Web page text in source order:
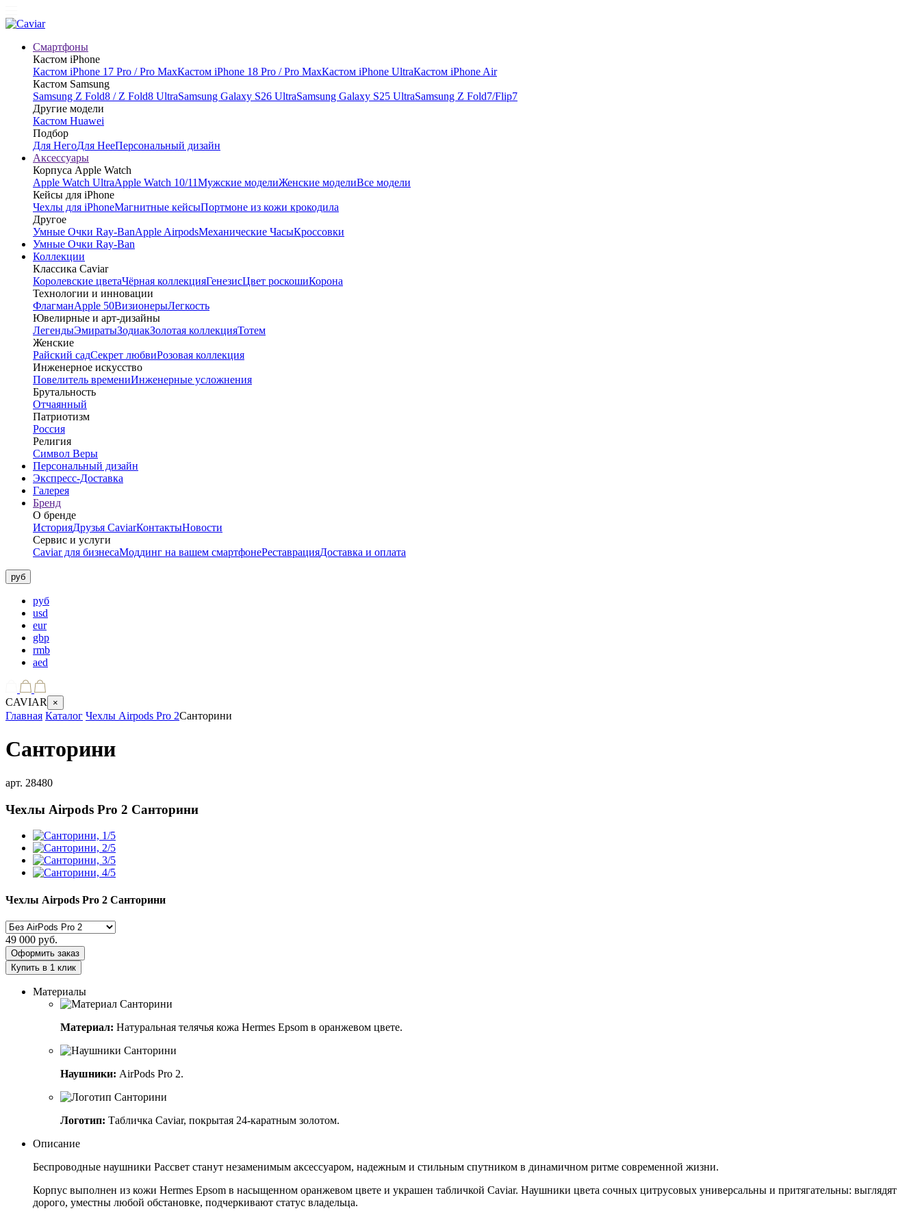
Смартфоны
Кастом iPhone
Кастом iPhone 17 Pro / Pro MaxКастом iPhone 18 Pro / Pro MaxКастом iPhone UltraКастом iPhone Air
Кастом Samsung
Samsung Z Fold8 / Z Fold8 UltraSamsung Galaxy S26 UltraSamsung Galaxy S25 UltraSamsung Z Fold7/Flip7
Другие модели
Кастом Huawei
Подбор
Для НегоДля НееПерсональный дизайн
Аксессуары
Корпуса Apple Watch
Apple Watch UltraApple Watch 10/11Мужские моделиЖенские моделиВсе модели
Кейсы для iPhone
Чехлы для iPhoneМагнитные кейсыПортмоне из кожи крокодила
Другое
Умные Очки Ray-BanApple AirpodsМеханические ЧасыКроссовки
Умные Очки Ray-Ban
Коллекции
Классика Caviar
Королевские цветаЧёрная коллекцияГенезисЦвет роскошиКорона
Технологии и инновации
ФлагманApple 50ВизионерыЛегкость
Ювелирные и арт-дизайны
ЛегендыЭмиратыЗодиакЗолотая коллекцияТотем
Женские
Райский садСекрет любвиРозовая коллекция
Инженерное искусство
Повелитель времениИнженерные усложнения
Брутальность
Отчаянный
Патриотизм
Россия
Религия
Символ Веры
Персональный дизайн
Экспресс-Доставка
Галерея
Бренд
О бренде
ИсторияДрузья CaviarКонтактыНовости
Сервис и услуги
Caviar для бизнесаМоддинг на вашем смартфонеРеставрацияДоставка и оплата
руб
руб
usd
eur
gbp
rmb
aed
CAVIAR ×
Главная Каталог Чехлы Airpods Pro 2Санторини
Санторини
арт. 28480
Чехлы Airpods Pro 2 Санторини
Чехлы Airpods Pro 2 Санторини
49 000 руб.
Оформить заказ
Купить в 1 клик
Материалы
Материал: Натуральная телячья кожа Hermes Epsom в оранжевом цвете.
Наушники: AirPods Pro 2.
Логотип: Табличка Caviar, покрытая 24-каратным золотом.
Описание
Беспроводные наушники Рассвет станут незаменимым аксессуаром, надежным и стильным спутником в динамичном ритме современной жизни.
Корпус выполнен из кожи Hermes Epsom в насыщенном оранжевом цвете и украшен табличкой Caviar. Наушники цвета сочных цитрусовых универсальны и притягательны: выглядят
дорого, уместны любой обстановке, подчеркивают статус владельца.